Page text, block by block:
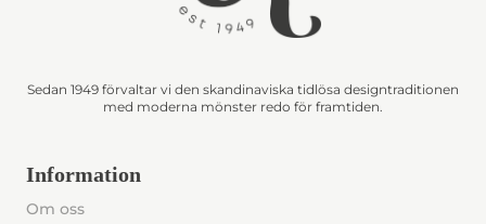
Sedan 1949 förvaltar vi den skandinaviska tidlösa designtraditionen
med moderna mönster redo för framtiden.
Information
Om oss